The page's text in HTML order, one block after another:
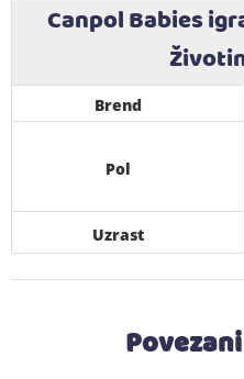
Canpol Babies
Brend
Pol
Uzrast